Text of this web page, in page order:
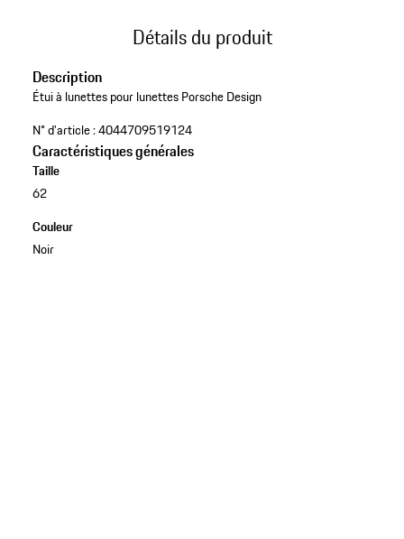
Détails du produit
Description
Étui à lunettes pour lunettes Porsche Design
N° d'article :4044709519124
Caractéristiques générales
Taille
62
Couleur
Noir